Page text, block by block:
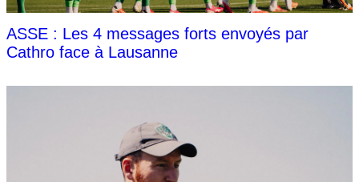
ASSE : Les 4 messages forts envoyés par
Cathro face à Lausanne